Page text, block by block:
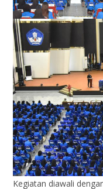
Kegiatan diawali